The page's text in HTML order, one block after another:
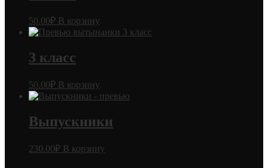
50.00₽ В корзину
3 класс
50.00₽ В корзину
Выпускники
230.00₽ В корзину